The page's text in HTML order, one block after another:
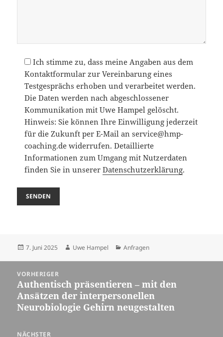
Ich stimme zu, dass meine Angaben aus dem
Kontaktformular zur Vereinbarung eines
Testgesprächs erhoben und verarbeitet werden.
Die Daten werden nach abgeschlossener
Kommunikation mit Uwe Hampel gelöscht.
Hinweis: Sie können Ihre Einwilligung jederzeit
für die Zukunft per E-Mail an service@hmp-
coaching.de widerrufen. Detaillierte
Informationen zum Umgang mit Nutzerdaten
finden Sie in unsererDatenschutzerklärung.
Veröffentlicht
7. Juni 2025 Autor
Uwe Hampel Kategorien
Anfragen
VORHERIGER
Vorheriger
Beitrag:
Authentisch präsentieren – mit den
Ansätzen der interpersonellen
Neurobiologie Gehirn neugestalten
NÄCHSTER